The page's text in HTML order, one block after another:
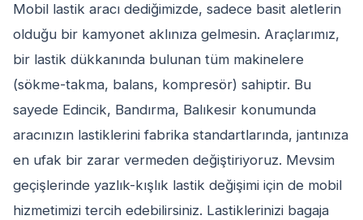
Mobil lastik aracı dediğimizde, sadece basit aletlerin
olduğu bir kamyonet aklınıza gelmesin. Araçlarımız,
bir lastik dükkanında bulunan tüm makinelere
(sökme-takma, balans, kompresör) sahiptir. Bu
sayede Edincik, Bandırma, Balıkesir konumunda
aracınızın lastiklerini fabrika standartlarında, jantınıza
en ufak bir zarar vermeden değiştiriyoruz. Mevsim
geçişlerinde yazlık-kışlık lastik değişimi için de mobil
hizmetimizi tercih edebilirsiniz. Lastiklerinizi bagaja